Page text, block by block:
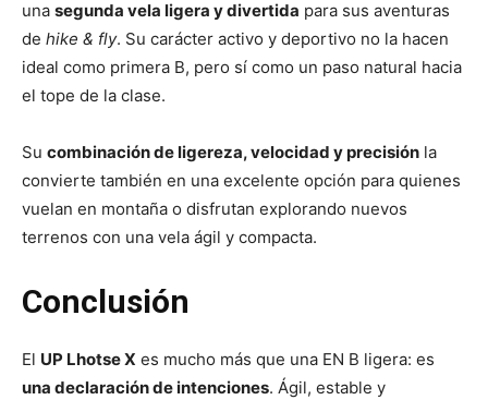
una segunda vela ligera y divertida para sus aventuras
de hike & fly. Su carácter activo y deportivo no la hacen
ideal como primera B, pero sí como un paso natural hacia
el tope de la clase.
Su combinación de ligereza, velocidad y precisión la
convierte también en una excelente opción para quienes
vuelan en montaña o disfrutan explorando nuevos
terrenos con una vela ágil y compacta.
Conclusión
El UP Lhotse X es mucho más que una EN B ligera: es
una declaración de intenciones. Ágil, estable y